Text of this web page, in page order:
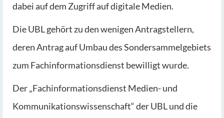
dabei auf dem Zugriff auf digitale Medien.
Die UBL gehört zu den wenigen Antragstellern,
deren Antrag auf Umbau des Sondersammelgebiets
zum Fachinformationsdienst bewilligt wurde.
Der „Fachinformationsdienst Medien- und
Kommunikationswissenschaft“ der UBL und die